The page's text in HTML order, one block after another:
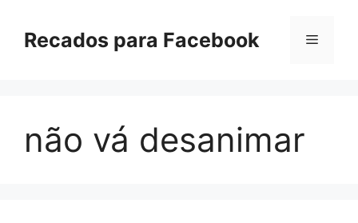
paraRecados para Facebook Menu
não vá desanimar